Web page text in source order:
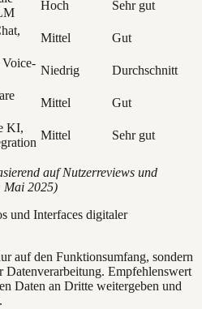
Hoch Sehr gut
Mittel Gut
Niedrig Durchschnitt
Mittel Gut
KI,
Mittel Sehr gut
auf Nutzerreviews und
Mai 2025)
auf den Funktionsumfang, sondern
Datenverarbeitung. Empfehlenswert
Daten an Dritte weitergeben und